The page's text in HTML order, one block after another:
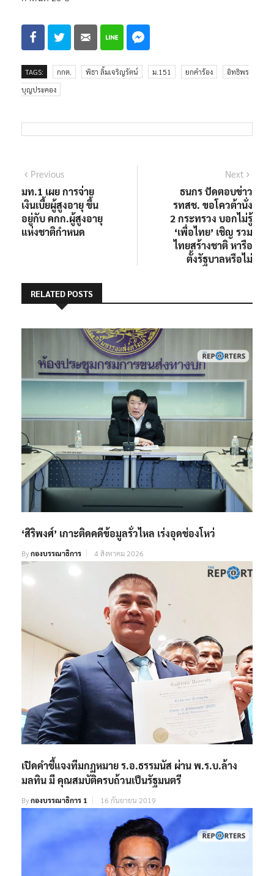
TAGS: กกต. พิธา ลิ้มเจริญรัตน์ ม.151 ยกคำร้อง
อิทธิพร
บุญประคอง
แนะแนว
เรื่อง
PreviousPrevious
post:
มท.1 เผย การจ่าย
เงินเบี้ยผู้สูงอายุ ขึ้น
อยู่กับ คกก.ผู้สูงอายุ
แห่งชาติกำหนด
Next
ธนกร ปัดตอบข่าว
รทสช. ขอโควต้านั่ง
2 กระทรวง บอกไม่รู้
‘เพื่อไทย’ เชิญ รวม
ไทยสร้างชาติ หารือ
ตั้งรัฐบาลหรือไม่
RELATED POSTS
‘สิริพงศ์’ เกาะติดคดีข้อมูลรั่วไหล เร่งอุดช่องโหว่
Byกองบรรณาธิการ 4 สิงหาคม 2026
เปิดคำชี้แจงทีมกฏหมาย ร.อ.ธรรมนัส ผ่าน พ.ร.บ.ล้าง
มลทิน มี คุณสมบัติครบถ้วนเป็นรัฐมนตรี
Byกองบรรณาธิการ 1 16 กันยายน 2019